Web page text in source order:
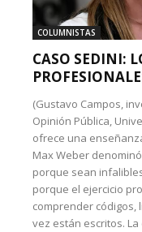
COLUMNISTAS
CASO SEDINI:
(Gustavo Campos,
Opinión Pública,
ofrece una
Max Weber
porque sean
porque el ejercicio
comprender
vez están escritos.